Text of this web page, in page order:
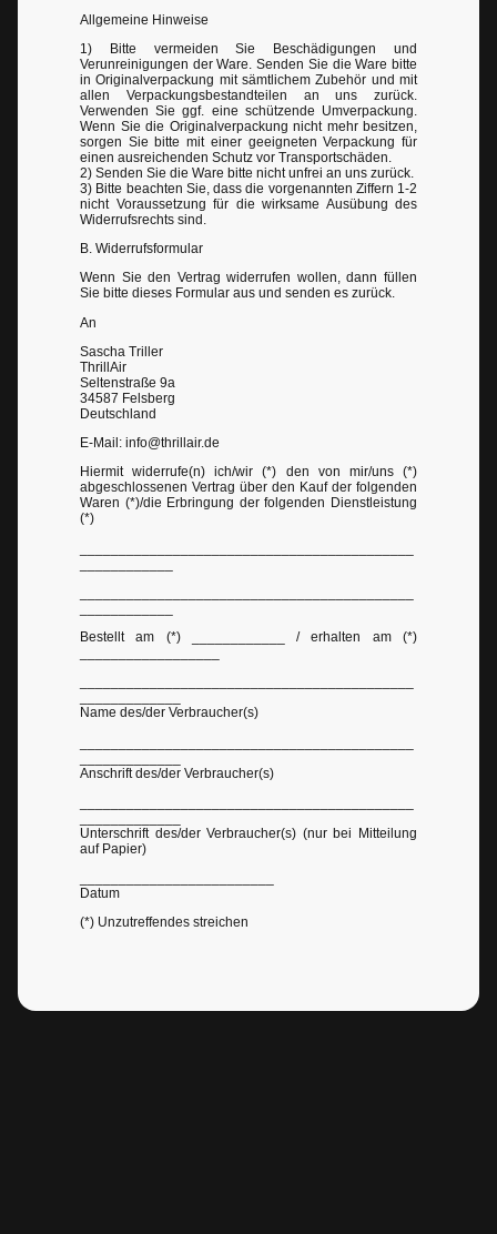
Allgemeine Hinweise
1) Bitte vermeiden Sie Beschädigungen und
Verunreinigungen der Ware. Senden Sie die Ware bitte
in Originalverpackung mit sämtlichem Zubehör und mit
allen Verpackungsbestandteilen an uns zurück.
Verwenden Sie ggf. eine schützende Umverpackung.
Wenn Sie die Originalverpackung nicht mehr besitzen,
sorgen Sie bitte mit einer geeigneten Verpackung für
einen ausreichenden Schutz vor Transportschäden.
2) Senden Sie die Ware bitte nicht unfrei an uns zurück.
3) Bitte beachten Sie, dass die vorgenannten Ziffern 1-2
nicht Voraussetzung für die wirksame Ausübung des
Widerrufsrechts sind.
B. Widerrufsformular
Wenn Sie den Vertrag widerrufen wollen, dann füllen
Sie bitte dieses Formular aus und senden es zurück.
An
Sascha Triller
ThrillAir
Seltenstraße 9a
34587 Felsberg
Deutschland
E-Mail: info@thrillair.de
Hiermit widerrufe(n) ich/wir (*) den von mir/uns (*)
abgeschlossenen Vertrag über den Kauf der folgenden
Waren (*)/die Erbringung der folgenden Dienstleistung
(*)
Bestellt am (*) ____________ / erhalten am (*)
Name des/der Verbraucher(s)
Anschrift des/der Verbraucher(s)
Unterschrift des/der Verbraucher(s) (nur bei Mitteilung
auf Papier)
Datum
(*) Unzutreffendes streichen